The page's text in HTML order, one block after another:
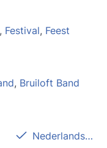
, Festival, Feest
, Bruiloft Band
Nederlandstalig